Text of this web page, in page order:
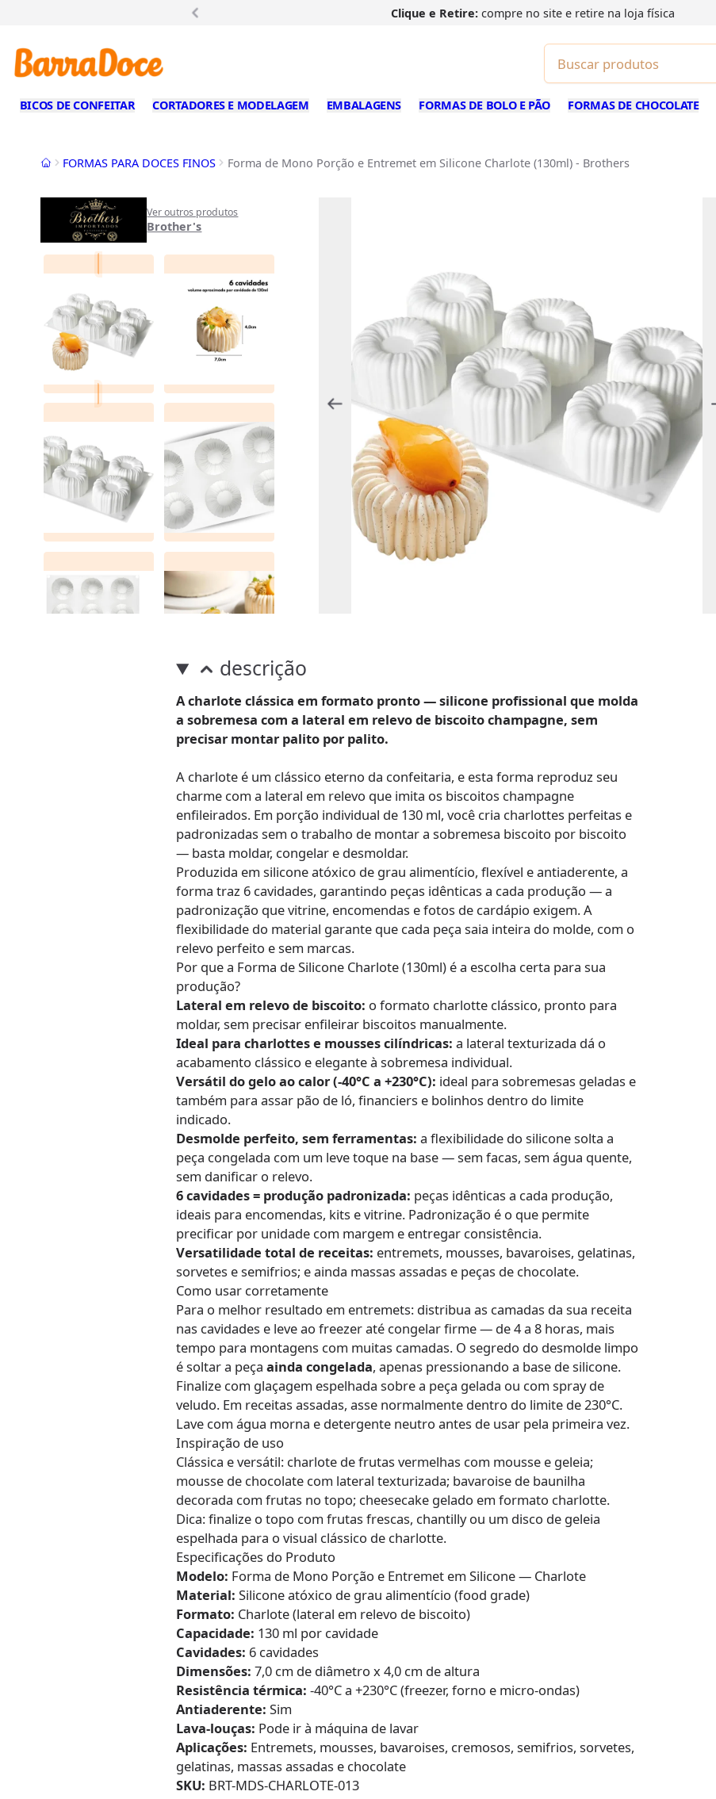
Clique e Retire: compre no site e retire na loja física
BICOS DE CONFEITAR CORTADORES E MODELAGEM EMBALAGENS FORMAS DE BOLO E PÃO FORMAS DE CHOCOLATE
InícioFORMAS PARA DOCES FINOS Forma de Mono Porção e Entremet em Silicone Charlote (130ml) - Brothers
Ver outros produtos
Brother's
descrição
A charlote clássica em formato pronto — silicone profissional que molda
a sobremesa com a lateral em relevo de biscoito champagne, sem
precisar montar palito por palito.
A charlote é um clássico eterno da confeitaria, e esta forma reproduz seu
charme com a lateral em relevo que imita os biscoitos champagne
enfileirados. Em porção individual de 130 ml, você cria charlottes perfeitas e
padronizadas sem o trabalho de montar a sobremesa biscoito por biscoito
— basta moldar, congelar e desmoldar.
Produzida em silicone atóxico de grau alimentício, flexível e antiaderente, a
forma traz 6 cavidades, garantindo peças idênticas a cada produção — a
padronização que vitrine, encomendas e fotos de cardápio exigem. A
flexibilidade do material garante que cada peça saia inteira do molde, com o
relevo perfeito e sem marcas.
Por que a Forma de Silicone Charlote (130ml) é a escolha certa para sua
produção?
Lateral em relevo de biscoito: o formato charlotte clássico, pronto para
moldar, sem precisar enfileirar biscoitos manualmente.
Ideal para charlottes e mousses cilíndricas: a lateral texturizada dá o
acabamento clássico e elegante à sobremesa individual.
Versátil do gelo ao calor (-40°C a +230°C): ideal para sobremesas geladas e
também para assar pão de ló, financiers e bolinhos dentro do limite
indicado.
Desmolde perfeito, sem ferramentas: a flexibilidade do silicone solta a
peça congelada com um leve toque na base — sem facas, sem água quente,
sem danificar o relevo.
6 cavidades = produção padronizada: peças idênticas a cada produção,
ideais para encomendas, kits e vitrine. Padronização é o que permite
precificar por unidade com margem e entregar consistência.
Versatilidade total de receitas: entremets, mousses, bavaroises, gelatinas,
sorvetes e semifrios; e ainda massas assadas e peças de chocolate.
Como usar corretamente
Para o melhor resultado em entremets: distribua as camadas da sua receita
nas cavidades e leve ao freezer até congelar firme — de 4 a 8 horas, mais
tempo para montagens com muitas camadas. O segredo do desmolde limpo
é soltar a peçaainda congelada, apenas pressionando a base de silicone.
Finalize com glaçagem espelhada sobre a peça gelada ou com spray de
veludo. Em receitas assadas, asse normalmente dentro do limite de 230°C.
Lave com água morna e detergente neutro antes de usar pela primeira vez.
Inspiração de uso
Clássica e versátil: charlote de frutas vermelhas com mousse e geleia;
mousse de chocolate com lateral texturizada; bavaroise de baunilha
decorada com frutas no topo; cheesecake gelado em formato charlotte.
Dica: finalize o topo com frutas frescas, chantilly ou um disco de geleia
espelhada para o visual clássico de charlotte.
Especificações do Produto
Modelo: Forma de Mono Porção e Entremet em Silicone — Charlote
Material: Silicone atóxico de grau alimentício (food grade)
Formato: Charlote (lateral em relevo de biscoito)
Capacidade: 130 ml por cavidade
Cavidades: 6 cavidades
Dimensões: 7,0 cm de diâmetro x 4,0 cm de altura
Resistência térmica: -40°C a +230°C (freezer, forno e micro-ondas)
Antiaderente: Sim
Lava-louças: Pode ir à máquina de lavar
Aplicações: Entremets, mousses, bavaroises, cremosos, semifrios, sorvetes,
gelatinas, massas assadas e chocolate
SKU: BRT-MDS-CHARLOTE-013